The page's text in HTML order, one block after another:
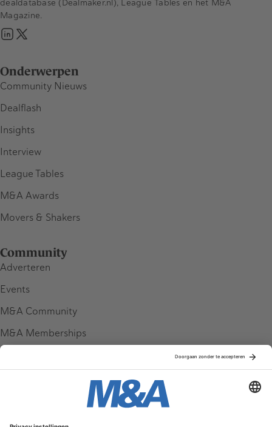
Onderwerpen
Community Nieuws
Dealflash
Insights
Interview
League Tables
M&A Awards
Movers & Shakers
Community
Adverteren
Events
M&A Community
M&A Memberships
dealdatabase (Dealmaker.nl), League Tables en het M&A
Magazine.